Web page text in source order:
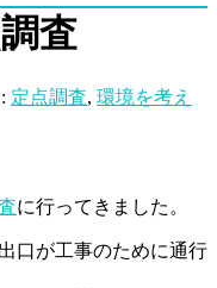
査
定点調査, 環境を考え
に行ってきました。
口が工事のために通行